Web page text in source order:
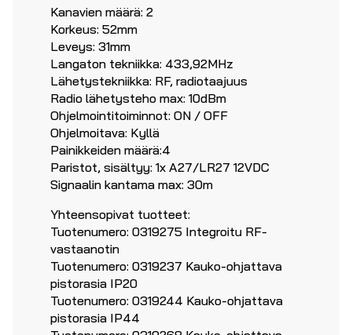
Kanavien määrä: 2
Korkeus: 52mm
Leveys: 31mm
Langaton tekniikka: 433,92MHz
Lähetystekniikka: RF, radiotaajuus
Radio lähetysteho max: 10dBm
Ohjelmointitoiminnot: ON / OFF
Ohjelmoitava: Kyllä
Painikkeiden määrä:4
Paristot, sisältyy: 1x A27/LR27 12VDC
Signaalin kantama max: 30m
Yhteensopivat tuotteet:
Tuotenumero: 0319275 Integroitu RF-
vastaanotin
Tuotenumero: 0319237 Kauko-ohjattava
pistorasia IP20
Tuotenumero: 0319244 Kauko-ohjattava
pistorasia IP44